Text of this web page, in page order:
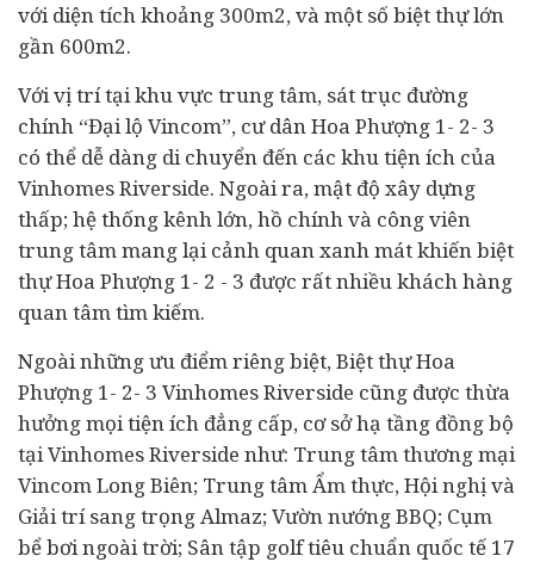
với diện tích khoảng 300m2, và một số biệt thự lớn
gần 600m2.
Với vị trí tại khu vực trung tâm, sát trục đường
chính “Đại lộ Vincom”, cư dân Hoa Phượng 1- 2- 3
có thể dễ dàng di chuyển đến các khu tiện ích của
Vinhomes Riverside. Ngoài ra, mật độ xây dựng
thấp; hệ thống kênh lớn, hồ chính và công viên
trung tâm mang lại cảnh quan xanh mát khiến biệt
thự Hoa Phượng 1- 2 - 3 được rất nhiều khách hàng
quan tâm tìm kiếm.
Ngoài những ưu điểm riêng biệt, Biệt thự Hoa
Phượng 1- 2- 3 Vinhomes Riverside cũng được thừa
hưởng mọi tiện ích đẳng cấp, cơ sở hạ tầng đồng bộ
tại Vinhomes Riverside như: Trung tâm thương mại
Vincom Long Biên; Trung tâm Ẩm thực, Hội nghị và
Giải trí sang trọng Almaz; Vườn nướng BBQ; Cụm
bể bơi ngoài trời; Sân tập golf tiêu chuẩn quốc tế 17